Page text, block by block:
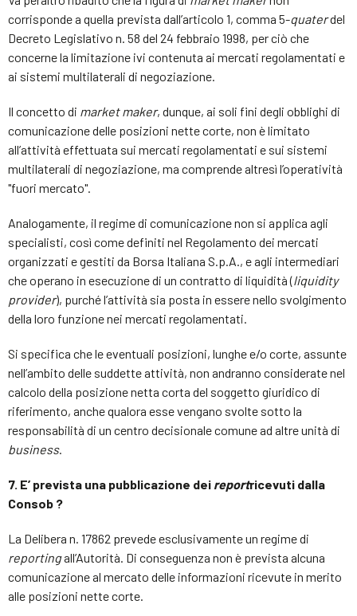
corrisponde a quella prevista dall’articolo 1, comma 5-quaterdel
Decreto Legislativo n. 58 del 24 febbraio 1998, per ciò che
concerne la limitazione ivi contenuta ai mercati regolamentati e
ai sistemi multilaterali di negoziazione.
Il concetto di market maker, dunque, ai soli fini degli obblighi di
comunicazione delle posizioni nette corte, non è limitato
all’attività effettuata sui mercati regolamentati e sui sistemi
multilaterali di negoziazione, ma comprende altresì l’operatività
"fuori mercato".
Analogamente, il regime di comunicazione non si applica agli
specialisti, così come definiti nel Regolamento dei mercati
organizzati e gestiti da Borsa Italiana S.p.A., e agli intermediari
che operano in esecuzione di un contratto di liquidità (liquidity
provider), purché l’attività sia posta in essere nello svolgimento
della loro funzione nei mercati regolamentati.
Si specifica che le eventuali posizioni, lunghe e/o corte, assunte
nell’ambito delle suddette attività, non andranno considerate nel
calcolo della posizione netta corta del soggetto giuridico di
riferimento, anche qualora esse vengano svolte sotto la
responsabilità di un centro decisionale comune ad altre unità di
business.
7. E’ prevista una pubblicazione dei reportricevuti dalla
Consob ?
La Delibera n. 17862 prevede esclusivamente un regime di
reportingall’Autorità. Di conseguenza non è prevista alcuna
comunicazione al mercato delle informazioni ricevute in merito
alle posizioni nette corte.